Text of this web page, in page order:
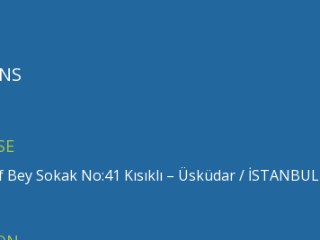
Bey Sokak No:41 Kısıklı – Üsküdar / İSTANBUL